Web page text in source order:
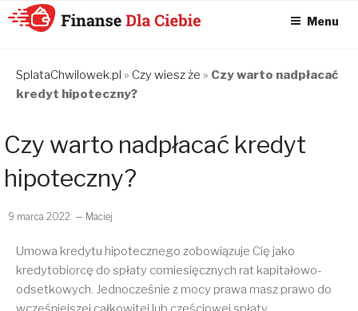
CHWILÓWEK
ONLINE – FINANSE
SPŁATA
CHWILÓWEK I
KONSOLIDACJA
CHWILÓWEK
Menu
SplataChwilowek.pl » Czy wiesz że » Czy warto nadpłacać
kredyt hipoteczny?
Czy warto nadpłacać kredyt
hipoteczny?
9 marca 2022 — Maciej
Umowa kredytu hipotecznego zobowiązuje Cię jako
kredytobiorcę do spłaty comiesięcznych rat kapitałowo-
odsetkowych. Jednocześnie z mocy prawa masz prawo do